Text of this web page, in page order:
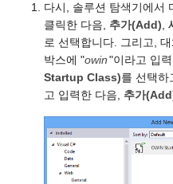
다시, 솔루션 탐색기에서
클릭한 다음, 추가(Add)
로 선택합니다. 그리고,
박스에 "owin "이라고 입력
Startup Class)를 선택하
고 입력한 다음, 추가